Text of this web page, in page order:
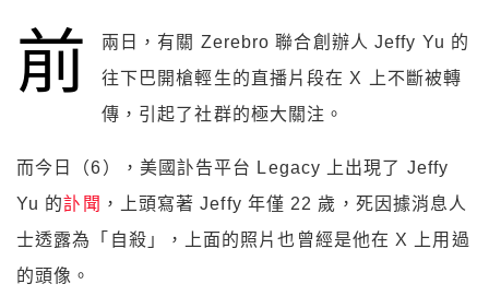
前
兩日，有關 Zerebro 聯合創辦人 Jeffy Yu 的
往下巴開槍輕生的直播片段在 X 上不斷被轉
傳，引起了社群的極大關注。
而今日（6），美國訃告平台 Legacy 上出現了 Jeffy
Yu 的訃聞 ，上頭寫著 Jeffy 年僅 22 歲，死因據消息人
士透露為「自殺」，上面的照片也曾經是他在 X 上用過
的頭像。